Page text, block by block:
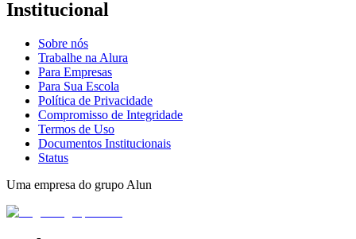
Institucional
Sobre nós
Trabalhe na Alura
Para Empresas
Para Sua Escola
Política de Privacidade
Compromisso de Integridade
Termos de Uso
Documentos Institucionais
Status
Uma empresa do grupo Alun